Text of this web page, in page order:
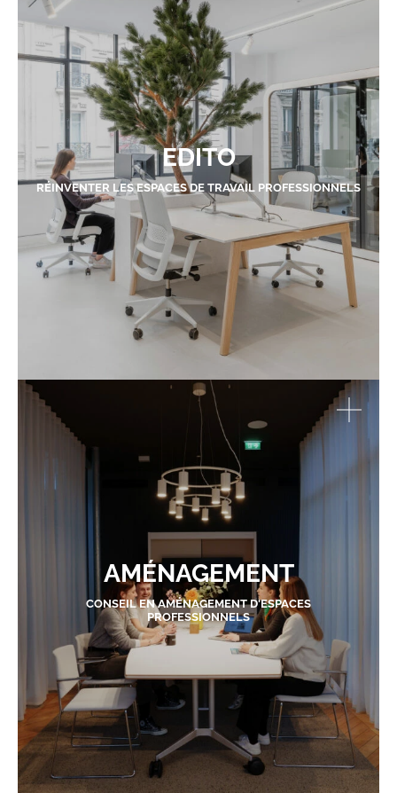
EDITO
RÉINVENTER LES ESPACES DE TRAVAIL PROFESSIONNELS
AMÉNAGEMENT
CONSEIL EN AMÉNAGEMENT D'ESPACES
PROFESSIONNELS